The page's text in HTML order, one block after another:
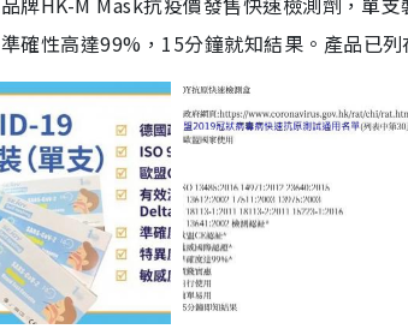
確性高達99%，15分鐘就知結果。產品已